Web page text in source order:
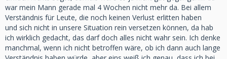
war mein Mann gerade mal 4 Wochen nicht mehr da. Bei allem
Verständnis für Leute, die noch keinen Verlust erlitten haben
und sich nicht in unsere Situation rein versetzen können, da hab
ich wirklich gedacht, das darf doch alles nicht wahr sein. Ich denke
manchmal, wenn ich nicht betroffen wäre, ob ich dann auch lange